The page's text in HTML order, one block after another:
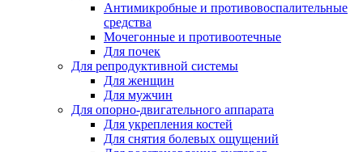
Антимикробные и противовоспалительные
средства
Мочегонные и противоотечные
Для почек
Для репродуктивной системы
Для женщин
Для мужчин
Для опорно-двигательного аппарата
Для укрепления костей
Для снятия болевых ощущений